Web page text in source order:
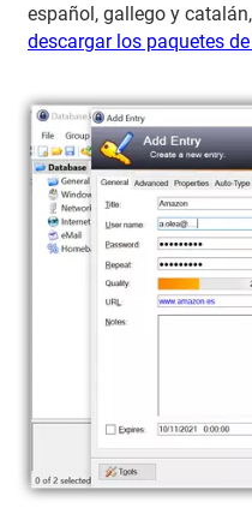
español, gallego y
descargar los paquetes